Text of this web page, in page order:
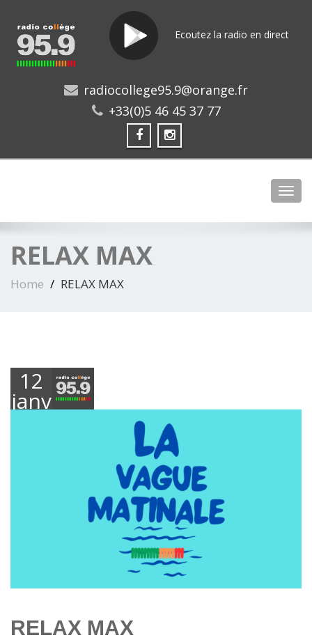
Ecoutez la radio en direct
radiocollege95.9@orange.fr
+33(0)5 46 45 37 77
RELAX MAX
Home RELAX MAX
12
janvier
RELAX MAX